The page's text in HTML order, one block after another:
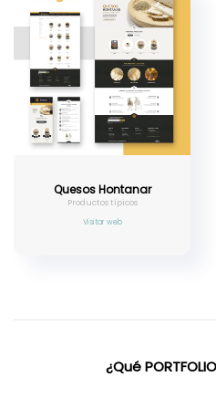
Quesos Hontanar
Productos típicos
Visitar web
¿Qué